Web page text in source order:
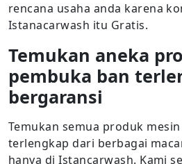
rencana usaha anda karena
Istanacarwash itu Gratis.
Temukan aneka
pembuka ban
bergaransi
Temukan semua produk
terlengkap dari berbagai
hanya di Istancarwash. Kami